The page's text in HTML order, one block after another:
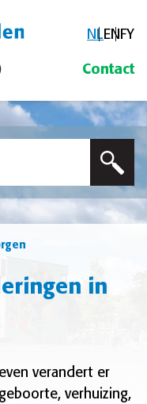
NLENFY
Contact
in
verandert er
verhuizing,